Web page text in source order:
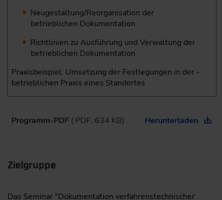
Neugestaltung/Reorganisation der
betrieblichen Dokumentation
Richtlinien zu Ausführung und Verwaltung der
betrieblichen Dokumentation
Praxisbeispiel: Umsetzung der Festlegungen in der ­
betrieblichen Praxis eines Standortes
Programm-PDF ( PDF, 634 KB) Herunterladen
Zielgruppe
Das Seminar "Dokumentation verfahrenstechnischer